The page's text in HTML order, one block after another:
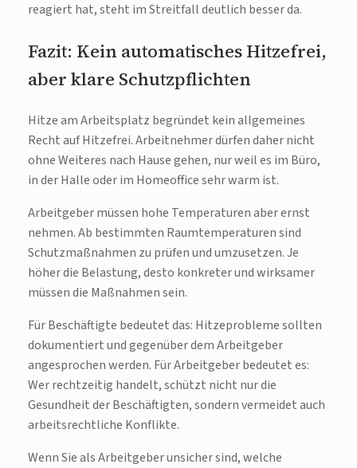
reagiert hat, steht im Streitfall deutlich besser da.
Fazit: Kein automatisches Hitzefrei,
aber klare Schutzpflichten
Hitze am Arbeitsplatz begründet kein allgemeines
Recht auf Hitzefrei. Arbeitnehmer dürfen daher nicht
ohne Weiteres nach Hause gehen, nur weil es im Büro,
in der Halle oder im Homeoffice sehr warm ist.
Arbeitgeber müssen hohe Temperaturen aber ernst
nehmen. Ab bestimmten Raumtemperaturen sind
Schutzmaßnahmen zu prüfen und umzusetzen. Je
höher die Belastung, desto konkreter und wirksamer
müssen die Maßnahmen sein.
Für Beschäftigte bedeutet das: Hitzeprobleme sollten
dokumentiert und gegenüber dem Arbeitgeber
angesprochen werden. Für Arbeitgeber bedeutet es:
Wer rechtzeitig handelt, schützt nicht nur die
Gesundheit der Beschäftigten, sondern vermeidet auch
arbeitsrechtliche Konflikte.
Wenn Sie als Arbeitgeber unsicher sind, welche